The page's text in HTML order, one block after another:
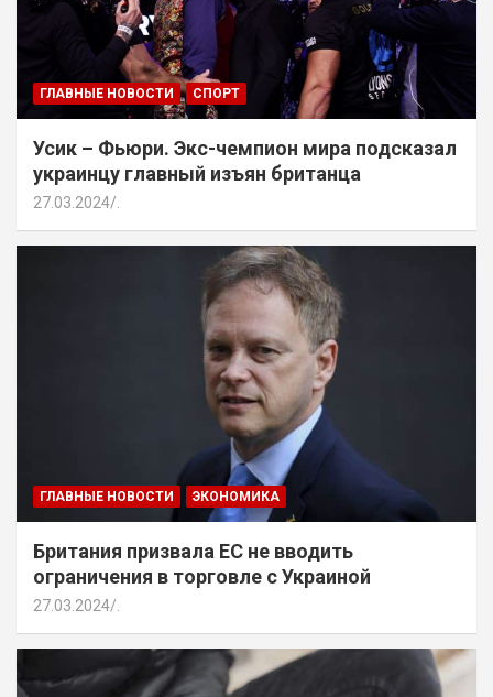
ГЛАВНЫЕ НОВОСТИ СПОРТ
Усик – Фьюри. Экс-чемпион мира подсказал
украинцу главный изъян британца
27.03.2024 .
ГЛАВНЫЕ НОВОСТИ ЭКОНОМИКА
Британия призвала ЕС не вводить
ограничения в торговле с Украиной
27.03.2024